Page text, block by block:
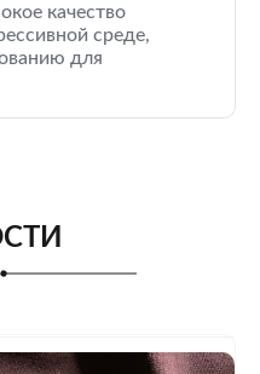
качество
среде,
для